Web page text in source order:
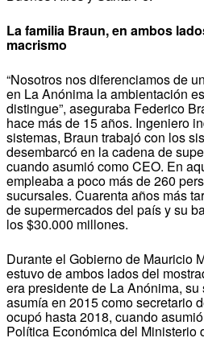
La familia Braun, en ambos
macrismo
“Nosotros nos diferenciamos de
en La Anónima la ambientación
distingue”, aseguraba Federico
hace más de 15 años. Ingeniero
sistemas, Braun trabajó con los
desembarcó en la cadena de
cuando asumió como CEO. En
empleaba a poco más de 260
sucursales. Cuarenta años más
de supermercados del país y su
los $30.000 millones.
Durante el Gobierno de Mauricio
estuvo de ambos lados del
era presidente de La Anónima,
asumía en 2015 como secretario
ocupó hasta 2018, cuando
Política Económica del Ministerio